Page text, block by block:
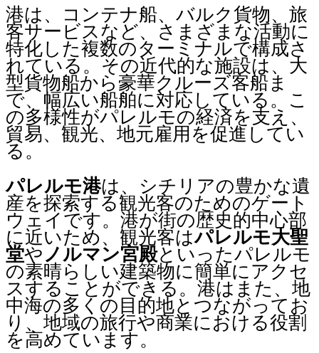
港は、コンテナ船、バルク貨物、旅
客サービスなど、さまざまな活動に
特化した複数のターミナルで構成さ
れている。その近代的な施設は、大
型貨物船から豪華クルーズ客船ま
で、幅広い船舶に対応している。こ
の多様性がパレルモの経済を支え、
貿易、観光、地元雇用を促進してい
る。
パレルモ港は、シチリアの豊かな遺
産を探索する観光客のためのゲート
ウェイです。港が街の歴史的中心部
に近いため、観光客はパレルモ大聖
堂やノルマン宮殿といったパレルモ
の素晴らしい建築物に簡単にアクセ
スすることができる。港はまた、地
中海の多くの目的地とつながってお
り、地域の旅行や商業における役割
を高めています。